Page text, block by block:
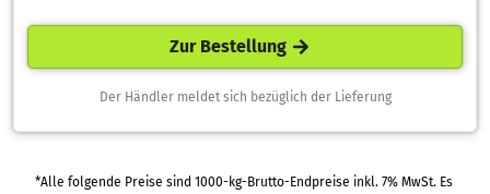
Zur Bestellung
Der Händler meldet sich bezüglich der Lieferung
*Alle folgende Preise sind 1000-kg-Brutto-Endpreise inkl. 7% MwSt. Es